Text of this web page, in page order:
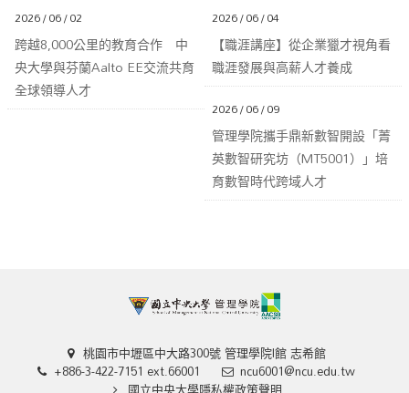
2026 / 06 / 02
跨越8,000公里的教育合作 中
央大學與芬蘭Aalto EE交流共育
全球領導人才
2026 / 06 / 04
【職涯講座】從企業獵才視角看
職涯發展與高薪人才養成
2026 / 06 / 09
管理學院攜手鼎新數智開設「菁
英數智研究坊（MT5001）」培
育數智時代跨域人才
桃園市中壢區中大路300號 管理學院I館 志希館
+886-3-422-7151 ext.66001 ncu6001@ncu.edu.tw